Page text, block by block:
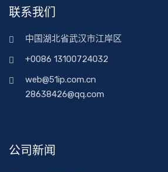
联系我们
中国湖北省武汉市江岸区
+0086 13100724032
web@51ip.com.cn
28638426@qq.com
公司新闻